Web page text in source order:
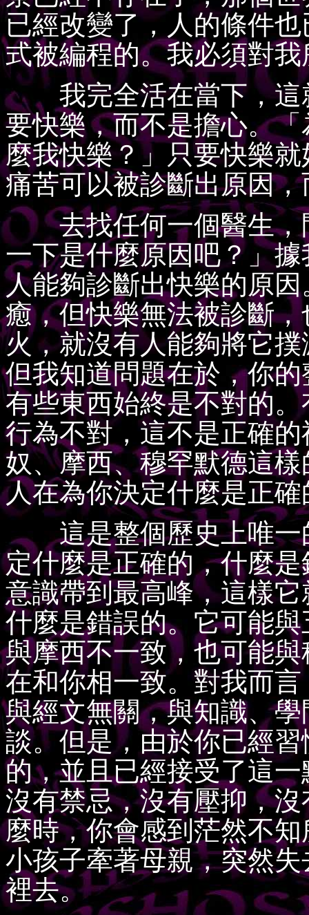
已經改變了，人的條件
式被編程的。我必須對
我完全活在當下，這
要快樂，而不是擔心。
麼我快樂？」只要快樂
痛苦可以被診斷出原因
去找任何一個醫生，
一下是什麼原因吧？」
人能夠診斷出快樂的原
癒，但快樂無法被診斷
火，就沒有人能夠將它
但我知道問題在於，你
有些東西始終是不對的
行為不對，這不是正確
奴、摩西、穆罕默德這
人在為你決定什麼是正
這是整個歷史上唯一
定什麼是正確的，什麼
意識帶到最高峰，這樣
什麼是錯誤的。它可能
與摩西不一致，也可能
在和你相一致。對我而
與經文無關，與知識、
談。但是，由於你已經
的，並且已經接受了這
沒有禁忌，沒有壓抑，
麼時，你會感到茫然不
小孩子牽著母親，突然
裡去。